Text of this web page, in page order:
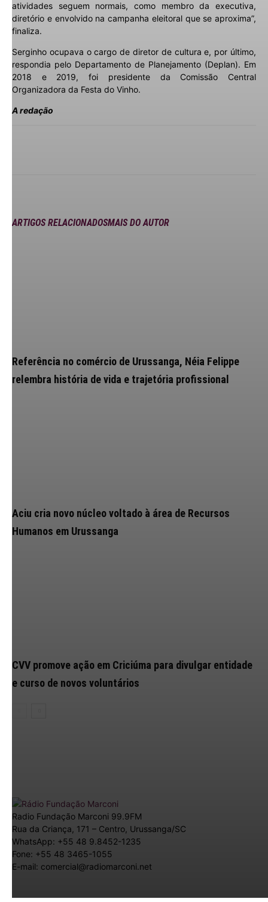
atividades seguem normais, como membro da executiva,
diretório e envolvido na campanha eleitoral que se aproxima”,
finaliza.
Serginho ocupava o cargo de diretor de cultura e, por último,
respondia pelo Departamento de Planejamento (Deplan). Em
2018 e 2019, foi presidente da Comissão Central
Organizadora da Festa do Vinho.
A redação
ARTIGOS RELACIONADOSMAIS DO AUTOR
Referência no comércio de Urussanga, Néia Felippe
relembra história de vida e trajetória profissional
Aciu cria novo núcleo voltado à área de Recursos
Humanos em Urussanga
CVV promove ação em Criciúma para divulgar entidade
e curso de novos voluntários
Radio Fundação Marconi 99.9FM
Rua da Criança, 171 – Centro, Urussanga/SC
WhatsApp: +55 48 9.8452-1235
Fone: +55 48 3465-1055
E-mail: comercial@radiomarconi.net